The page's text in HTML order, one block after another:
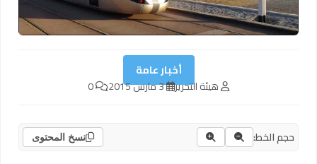
أخبار عامة
هيئة التحرير 3 مارس 2015
حجم الخط: نسخ المحتوى